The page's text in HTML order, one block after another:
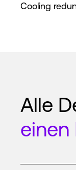
Cooling
Alle
einen